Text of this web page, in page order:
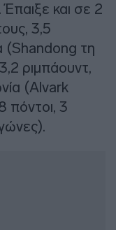
και σε 2
3,5
(Shandong τη
ριμπάουντ,
(Alvark
πόντοι, 3